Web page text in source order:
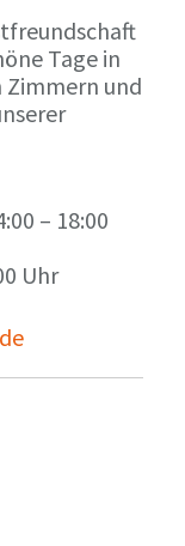
Tage in
und
– 18:00
Uhr